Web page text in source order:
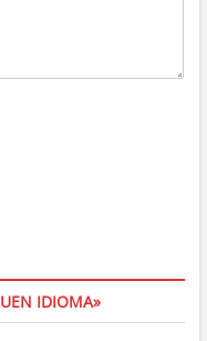
IDIOMA»